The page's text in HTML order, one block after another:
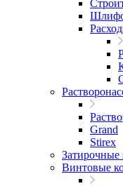
Grand
Stirex
Винтовые